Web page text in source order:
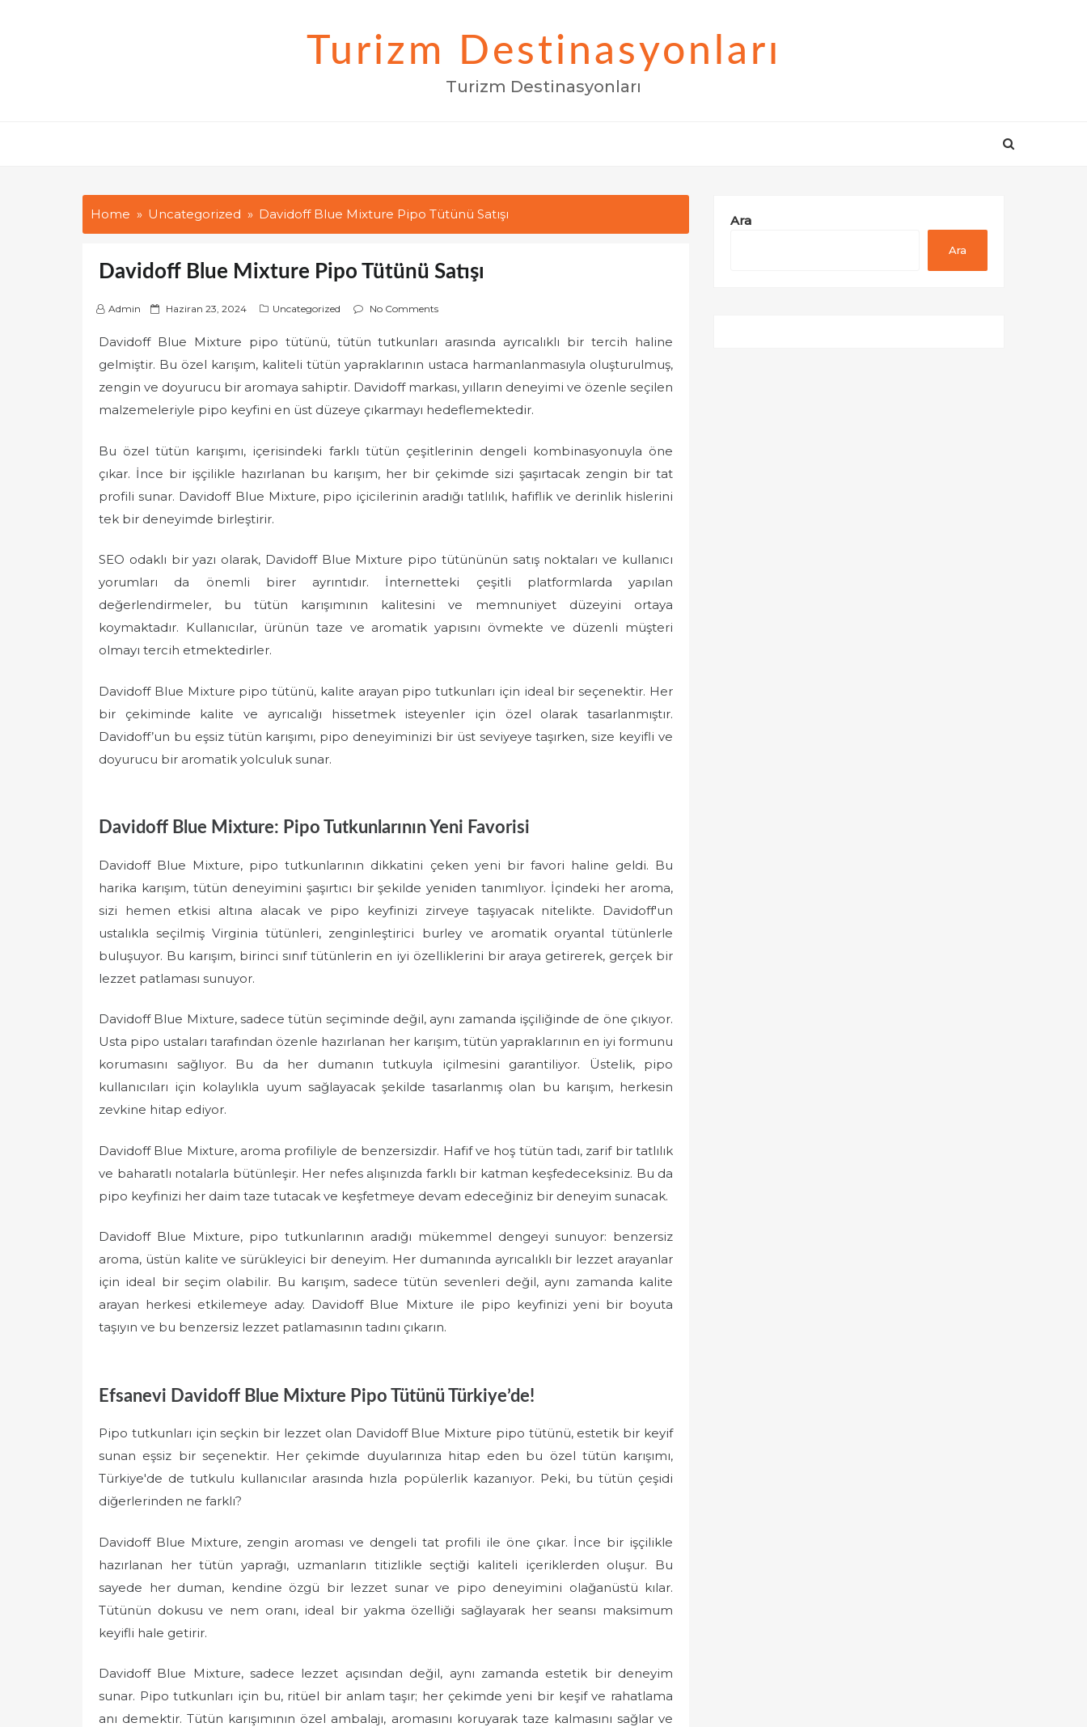
Turizm Destinasyonları
Turizm Destinasyonları
Home Uncategorized Davidoff Blue Mixture Pipo Tütünü Satışı
Davidoff Blue Mixture Pipo Tütünü Satışı
Admin
P
s
t
o
Haziran 23, 2024 Uncategorized No Comments
Davidoff Blue Mixture pipo tütünü, tütün tutkunları arasında ayrıcalıklı bir tercih haline
gelmiştir. Bu özel karışım, kaliteli tütün yapraklarının ustaca harmanlanmasıyla oluşturulmuş,
zengin ve doyurucu bir aromaya sahiptir. Davidoff markası, yılların deneyimi ve özenle seçilen
malzemeleriyle pipo keyfini en üst düzeye çıkarmayı hedeflemektedir.
Bu özel tütün karışımı, içerisindeki farklı tütün çeşitlerinin dengeli kombinasyonuyla öne
çıkar. İnce bir işçilikle hazırlanan bu karışım, her bir çekimde sizi şaşırtacak zengin bir tat
profili sunar. Davidoff Blue Mixture, pipo içicilerinin aradığı tatlılık, hafiflik ve derinlik hislerini
tek bir deneyimde birleştirir.
SEO odaklı bir yazı olarak, Davidoff Blue Mixture pipo tütününün satış noktaları ve kullanıcı
yorumları da önemli birer ayrıntıdır. İnternetteki çeşitli platformlarda yapılan
değerlendirmeler, bu tütün karışımının kalitesini ve memnuniyet düzeyini ortaya
koymaktadır. Kullanıcılar, ürünün taze ve aromatik yapısını övmekte ve düzenli müşteri
olmayı tercih etmektedirler.
Davidoff Blue Mixture pipo tütünü, kalite arayan pipo tutkunları için ideal bir seçenektir. Her
bir çekiminde kalite ve ayrıcalığı hissetmek isteyenler için özel olarak tasarlanmıştır.
Davidoff’un bu eşsiz tütün karışımı, pipo deneyiminizi bir üst seviyeye taşırken, size keyifli ve
doyurucu bir aromatik yolculuk sunar.
Davidoff Blue Mixture: Pipo Tutkunlarının Yeni Favorisi
Davidoff Blue Mixture, pipo tutkunlarının dikkatini çeken yeni bir favori haline geldi. Bu
harika karışım, tütün deneyimini şaşırtıcı bir şekilde yeniden tanımlıyor. İçindeki her aroma,
sizi hemen etkisi altına alacak ve pipo keyfinizi zirveye taşıyacak nitelikte. Davidoff'un
ustalıkla seçilmiş Virginia tütünleri, zenginleştirici burley ve aromatik oryantal tütünlerle
buluşuyor. Bu karışım, birinci sınıf tütünlerin en iyi özelliklerini bir araya getirerek, gerçek bir
lezzet patlaması sunuyor.
Davidoff Blue Mixture, sadece tütün seçiminde değil, aynı zamanda işçiliğinde de öne çıkıyor.
Usta pipo ustaları tarafından özenle hazırlanan her karışım, tütün yapraklarının en iyi formunu
korumasını sağlıyor. Bu da her dumanın tutkuyla içilmesini garantiliyor. Üstelik, pipo
kullanıcıları için kolaylıkla uyum sağlayacak şekilde tasarlanmış olan bu karışım, herkesin
zevkine hitap ediyor.
Davidoff Blue Mixture, aroma profiliyle de benzersizdir. Hafif ve hoş tütün tadı, zarif bir tatlılık
ve baharatlı notalarla bütünleşir. Her nefes alışınızda farklı bir katman keşfedeceksiniz. Bu da
pipo keyfinizi her daim taze tutacak ve keşfetmeye devam edeceğiniz bir deneyim sunacak.
Davidoff Blue Mixture, pipo tutkunlarının aradığı mükemmel dengeyi sunuyor: benzersiz
aroma, üstün kalite ve sürükleyici bir deneyim. Her dumanında ayrıcalıklı bir lezzet arayanlar
için ideal bir seçim olabilir. Bu karışım, sadece tütün sevenleri değil, aynı zamanda kalite
arayan herkesi etkilemeye aday. Davidoff Blue Mixture ile pipo keyfinizi yeni bir boyuta
taşıyın ve bu benzersiz lezzet patlamasının tadını çıkarın.
Efsanevi Davidoff Blue Mixture Pipo Tütünü Türkiye’de!
Pipo tutkunları için seçkin bir lezzet olan Davidoff Blue Mixture pipo tütünü, estetik bir keyif
sunan eşsiz bir seçenektir. Her çekimde duyularınıza hitap eden bu özel tütün karışımı,
Türkiye'de de tutkulu kullanıcılar arasında hızla popülerlik kazanıyor. Peki, bu tütün çeşidi
diğerlerinden ne farklı?
Davidoff Blue Mixture, zengin aroması ve dengeli tat profili ile öne çıkar. İnce bir işçilikle
hazırlanan her tütün yaprağı, uzmanların titizlikle seçtiği kaliteli içeriklerden oluşur. Bu
sayede her duman, kendine özgü bir lezzet sunar ve pipo deneyimini olağanüstü kılar.
Tütünün dokusu ve nem oranı, ideal bir yakma özelliği sağlayarak her seansı maksimum
keyifli hale getirir.
Davidoff Blue Mixture, sadece lezzet açısından değil, aynı zamanda estetik bir deneyim
sunar. Pipo tutkunları için bu, ritüel bir anlam taşır; her çekimde yeni bir keşif ve rahatlama
anı demektir. Tütün karışımının özel ambalajı, aromasını koruyarak taze kalmasını sağlar ve
Ara
Ara